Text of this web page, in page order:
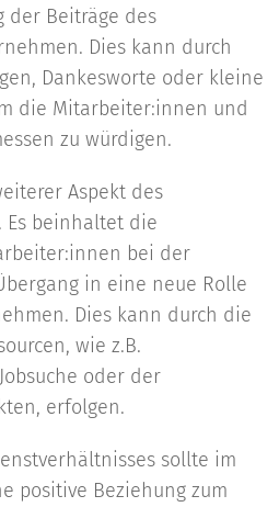
der Beiträge des
Dies kann durch
Dankesworte oder kleine
die Mitarbeiter:innen und
zu würdigen.
Aspekt des
Es beinhaltet die
bei der
in eine neue Rolle
Dies kann durch die
wie z.B.
oder der
erfolgen.
sollte im
positive Beziehung zum